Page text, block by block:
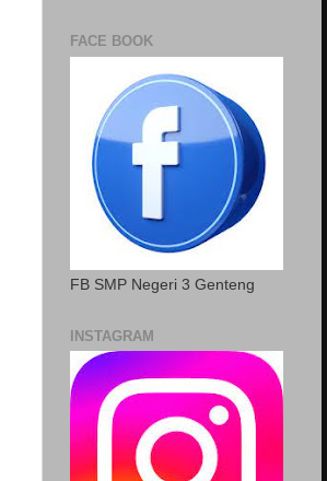
FACE BOOK
FB SMP Negeri 3 Genteng
INSTAGRAM